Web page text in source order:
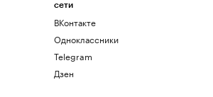
сети
ВКонтакте
Одноклассники
Telegram
Дзен